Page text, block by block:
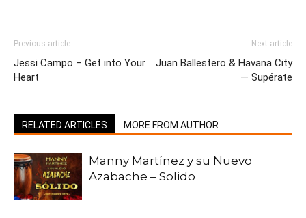
Previous article
Jessi Campo – Get into Your
Heart
Next article
Juan Ballestero & Havana City
— Supérate
RELATED ARTICLES MORE FROM AUTHOR
Manny Martínez y su Nuevo
Azabache – Solido